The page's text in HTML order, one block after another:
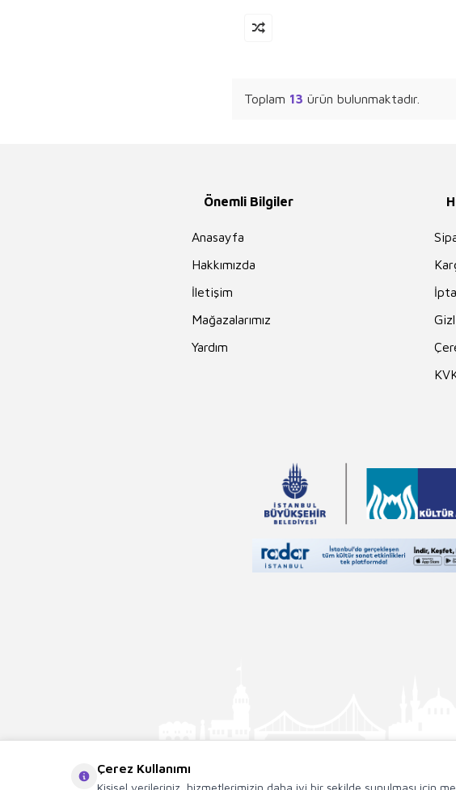
Toplam 13 ürün bulunmaktadır.
Önemli Bilgiler
Anasayfa
Hakkımızda
İletişim
Mağazalarımız
Yardım
Çerez Kullanımı
Kişisel verileriniz, hizmetlerimizin daha iyi bir şekilde sunulması için